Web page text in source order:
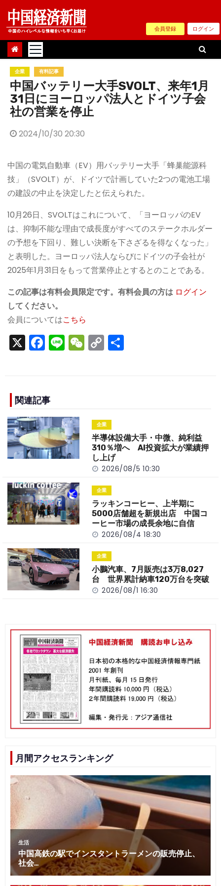
Skip
content
会員登録 ログイン
企業 有料記事
中国バッテリー大手SVOLT、来年1月
31日にヨーロッパ法人とドイツ子会
社の営業を停止
2024/10/30 20:30
中国の電気自動車（EV）用バッテリー大手「蜂巢能源科
技」（SVOLT）が、ドイツで計画していた2つの電池工場
の建設の中止を決定したと伝えられた。
10月26日、SVOLTはこれについて、「ヨーロッパのEV
は、抑制不能な理由で成長度がすべてのステークホルダー
の予想を下回り、難しい決断を下さざるを得なくなった」
と表明した。ヨーロッパ法人ならびにドイツの子会社が
2025年1月31日をもって営業停止とするとのことである。
この記事は有料会員限定です。有料会員の方は ログイン
してください。
会員についてはこちら
X F
a
e
b
o
o
k
Li
n
W
e
C
o
n
k
関連記事
企業
半導体設備大手・中微、純利益
310％増へ AI投資拡大が業績押
し上げ
2026/08/5 10:30
企業
ラッキンコーヒー、上半期に
5000店舗超を新規出店 中国コ
ーヒー市場の成長余地に自信
2026/08/4 18:30
企業
小鵬汽車、7月販売は3万8,027
台 世界累計納車120万台を突破
2026/08/1 16:30
月間アクセスランキング